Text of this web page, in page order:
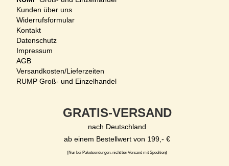
Kunden über uns
Widerrufsformular
Kontakt
Datenschutz
Impressum
AGB
Versandkosten/Lieferzeiten
RUMP Groß- und Einzelhandel
GRATIS-VERSAND
nach Deutschland
ab einem Bestellwert von 199,- €
(Nur bei Paketsendungen, nicht bei Versand mit Spedition)